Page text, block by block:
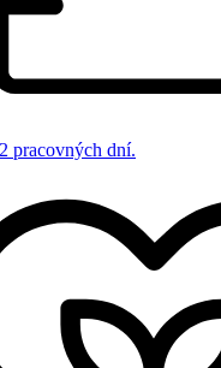
pracovných dní.